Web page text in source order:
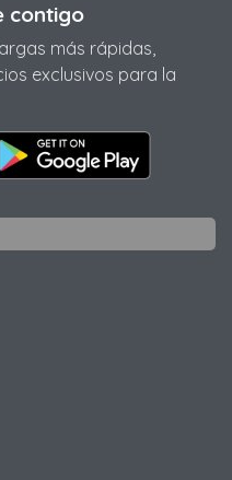
contigo
más rápidas,
exclusivos para la